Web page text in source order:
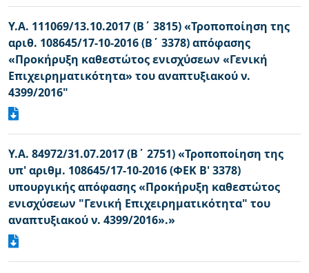
Υ.Α. 111069/13.10.2017 (Β΄ 3815) «Τροποποίηση της
αριθ. 108645/17-10-2016 (Β΄ 3378) απόφασης
«Προκήρυξη καθεστώτος ενισχύσεων «Γενική
Επιχειρηματικότητα» του αναπτυξιακού ν.
4399/2016"
Υ.Α. 84972/31.07.2017 (Β΄ 2751) «Τροποποίηση της
υπ' αριθμ. 108645/17-10-2016 (ΦΕΚ Β' 3378)
υπουργικής απόφασης «Προκήρυξη καθεστώτος
ενισχύσεων "Γενική Επιχειρηματικότητα" του
αναπτυξιακού ν. 4399/2016».»